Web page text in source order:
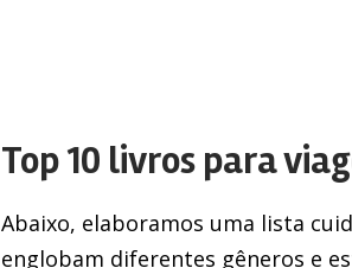
Top 10 livros para
Abaixo, elaboramos uma lista
englobam diferentes gêneros e